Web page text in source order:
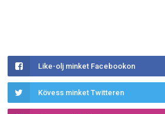
Like-olj minket Facebookon
Kövess minket Twitteren